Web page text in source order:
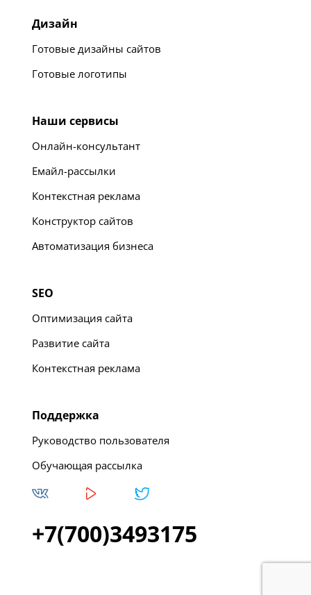
Дизайн
Готовые дизайны сайтов
Готовые логотипы
Наши сервисы
Онлайн-консультант
Емайл-рассылки
Контекстная реклама
Конструктор сайтов
Автоматизация бизнеса
SEO
Оптимизация сайта
Развитие сайта
Контекстная реклама
Поддержка
Руководство пользователя
Обучающая рассылка
+7(700)3493175